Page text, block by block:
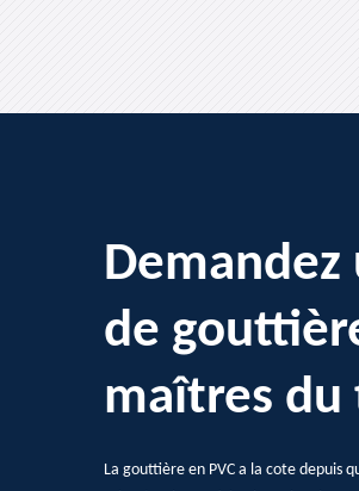
de
maîtres
La gouttière en PVC a la cote depuis